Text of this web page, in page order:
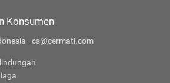
Konsumen
- cs@cermati.com